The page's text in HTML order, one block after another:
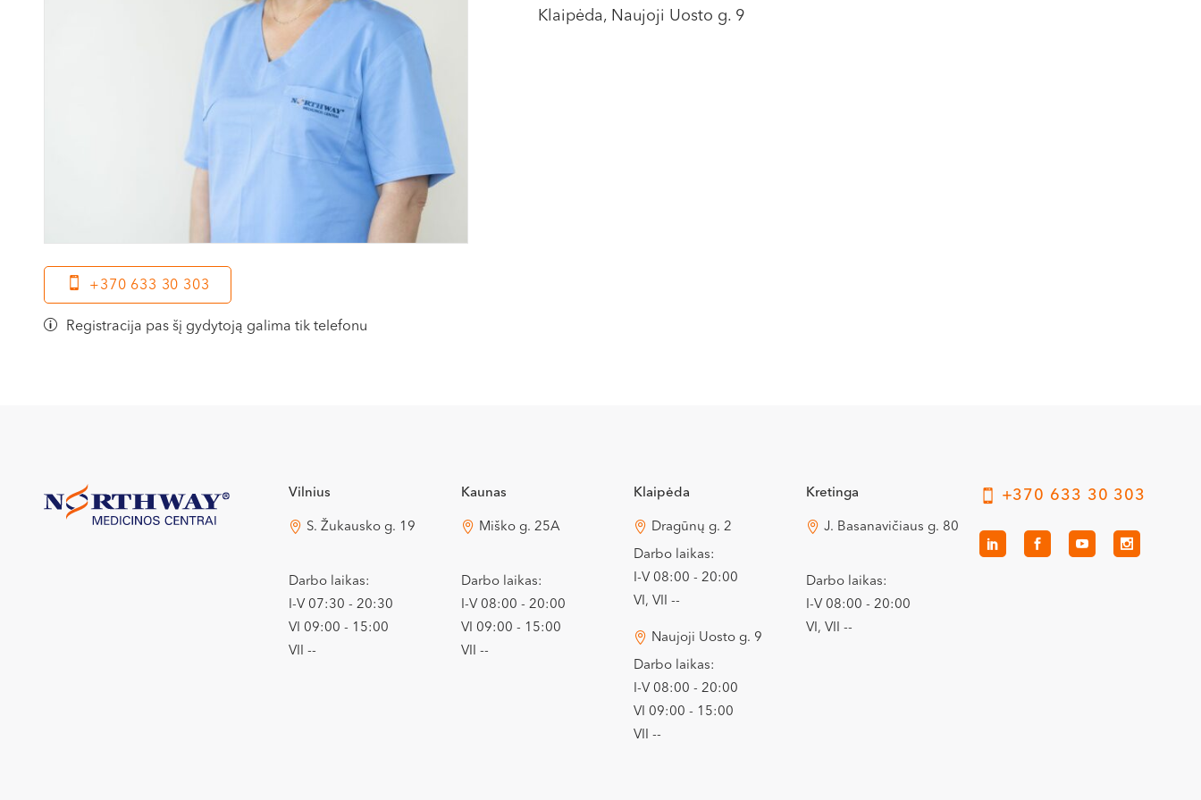
+370 633 30 303
Registracija pas šį gydytoją galima tik telefonu
Klaipėda, Naujoji Uosto g. 9
Vilnius
S. Žukausko g. 19
Darbo laikas:
I-V 07:30 - 20:30
VI 09:00 - 15:00
VII --
Kaunas
Miško g. 25A
Darbo laikas:
I-V 08:00 - 20:00
VI 09:00 - 15:00
VII --
Klaipėda
Dragūnų g. 2
Darbo laikas:
I-V 08:00 - 20:00
VI, VII --
Naujoji Uosto g. 9
Darbo laikas:
I-V 08:00 - 20:00
VI 09:00 - 15:00
VII --
Kretinga
J. Basanavičiaus g. 80
Darbo laikas:
I-V 08:00 - 20:00
VI, VII --
+370 633 30 303